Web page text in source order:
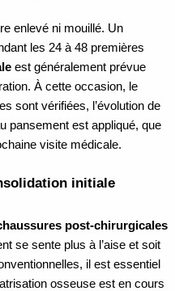
enlevé ni mouillé. Un
les 24 à 48 premières
est généralement prévue
À cette occasion, le
sont vérifiées, l’évolution de
pansement est appliqué, que
visite médicale.
initiale
post-chirurgicales
se sente plus à l’aise et soit
il est essentiel
osseuse est en cours